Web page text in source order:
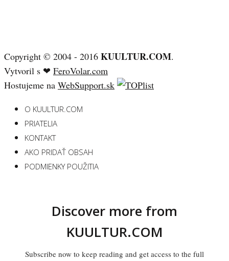
Copyright © 2004 - 2016 KUULTUR.COM.
Vytvoril s ❤ FeroVolar.com
Hostujeme na WebSupport.sk
O KUULTUR.COM
PRIATELIA
KONTAKT
AKO PRIDAŤ OBSAH
PODMIENKY POUŽITIA
Discover more from
KUULTUR.COM
Subscribe now to keep reading and get access to the full